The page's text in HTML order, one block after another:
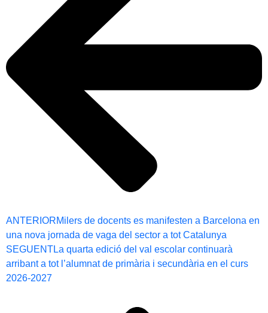
ANTERIORMilers de docents es manifesten a Barcelona en
una nova jornada de vaga del sector a tot Catalunya
SEGUENTLa quarta edició del val escolar continuarà
arribant a tot l’alumnat de primària i secundària en el curs
2026-2027